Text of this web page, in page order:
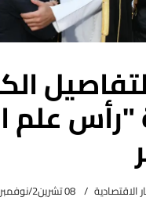
علم
الاقتصادية 08 تشرين2/نوفمبر 2025